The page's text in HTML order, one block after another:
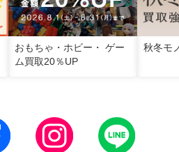
おもちゃ・ホビー・ ゲー
ム買取20％UP
秋冬モ